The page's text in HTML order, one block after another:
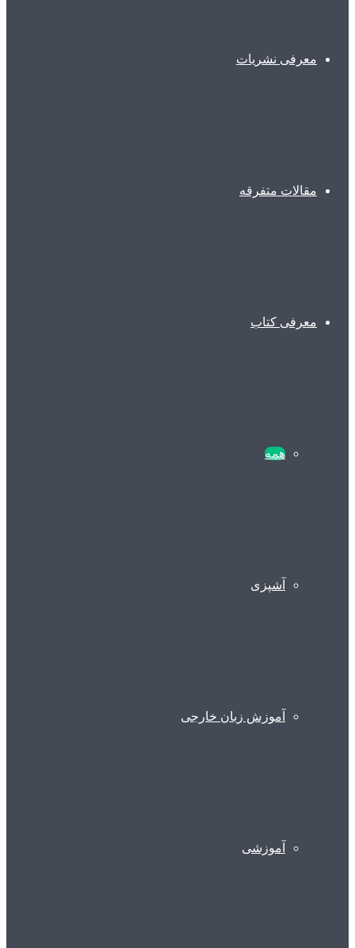
معرفی نشریات
مقالات متفرقه
معرفی کتاب
همه
آشپزی
آموزش زبان خارجی
آموزشی